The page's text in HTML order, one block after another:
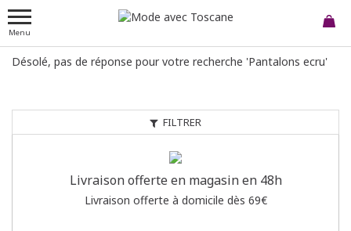
Menu
FILTRER
Désolé, pas de réponse pour votre recherche 'Pantalons ecru'
Livraison offerte en magasin en 48h
Livraison offerte à domicile dès 69€